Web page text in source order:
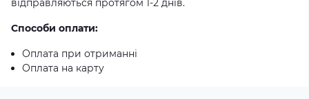
Способи оплати:
Оплата при отриманні
Оплата на карту